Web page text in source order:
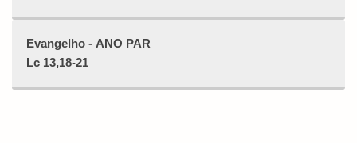
Evangelho - ANO PAR
Lc 13,18-21